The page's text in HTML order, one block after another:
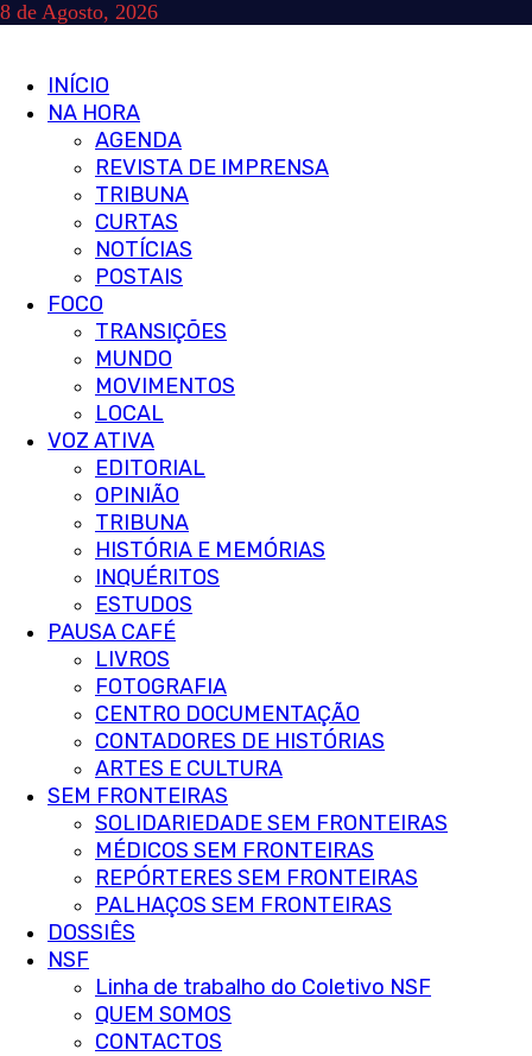
Skip
8 de Agosto, 2026
Primary
Menu
INÍCIO
NA HORA
AGENDA
REVISTA DE IMPRENSA
TRIBUNA
CURTAS
NOTÍCIAS
POSTAIS
FOCO
TRANSIÇÕES
MUNDO
MOVIMENTOS
LOCAL
VOZ ATIVA
EDITORIAL
OPINIÃO
TRIBUNA
HISTÓRIA E MEMÓRIAS
INQUÉRITOS
ESTUDOS
PAUSA CAFÉ
LIVROS
FOTOGRAFIA
CENTRO DOCUMENTAÇÃO
CONTADORES DE HISTÓRIAS
ARTES E CULTURA
SEM FRONTEIRAS
SOLIDARIEDADE SEM FRONTEIRAS
MÉDICOS SEM FRONTEIRAS
REPÓRTERES SEM FRONTEIRAS
PALHAÇOS SEM FRONTEIRAS
DOSSIÊS
NSF
Linha de trabalho do Coletivo NSF
QUEM SOMOS
CONTACTOS